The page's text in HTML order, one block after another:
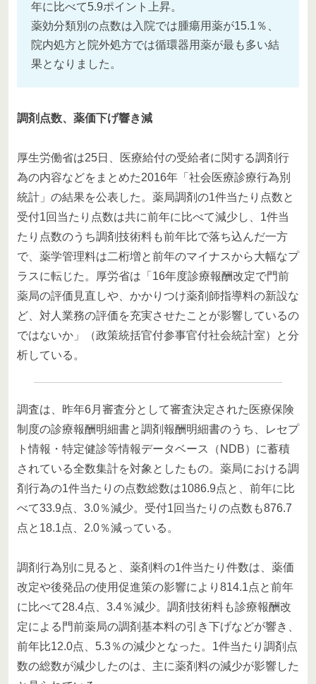
年に比べて5.9ポイント上昇。
薬効分類別の点数は入院では腫瘍用薬が15.1％、
院内処方と院外処方では循環器用薬が最も多い結
果となりました。
調剤点数、薬価下げ響き減
厚生労働省は25日、医療給付の受給者に関する調剤行
為の内容などをまとめた2016年「社会医療診療行為別
統計」の結果を公表した。薬局調剤の1件当たり点数と
受付1回当たり点数は共に前年に比べて減少し、1件当
たり点数のうち調剤技術料も前年比で落ち込んだ一方
で、薬学管理料は二桁増と前年のマイナスから大幅なプ
ラスに転じた。厚労省は「16年度診療報酬改定で門前
薬局の評価見直しや、かかりつけ薬剤師指導料の新設な
ど、対人業務の評価を充実させたことが影響しているの
ではないか」（政策統括官付参事官付社会統計室）と分
析している。
調査は、昨年6月審査分として審査決定された医療保険
制度の診療報酬明細書と調剤報酬明細書のうち、レセプ
ト情報・特定健診等情報データベース（NDB）に蓄積
されている全数集計を対象としたもの。薬局における調
剤行為の1件当たりの点数総数は1086.9点と、前年に比
べて33.9点、3.0％減少。受付1回当たりの点数も876.7
点と18.1点、2.0％減っている。
調剤行為別に見ると、薬剤料の1件当たり件数は、薬価
改定や後発品の使用促進策の影響により814.1点と前年
に比べて28.4点、3.4％減少。調剤技術料も診療報酬改
定による門前薬局の調剤基本料の引き下げなどが響き、
前年比12.0点、5.3％の減少となった。1件当たり調剤点
数の総数が減少したのは、主に薬剤料の減少が影響した